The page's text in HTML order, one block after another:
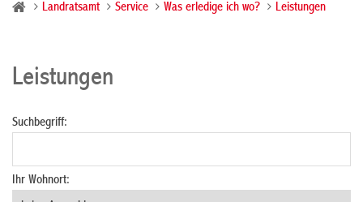
Landratsamt Service Was erledige ich wo? Leistungen
Leistungen
Suchbegriff:
Ihr Wohnort: